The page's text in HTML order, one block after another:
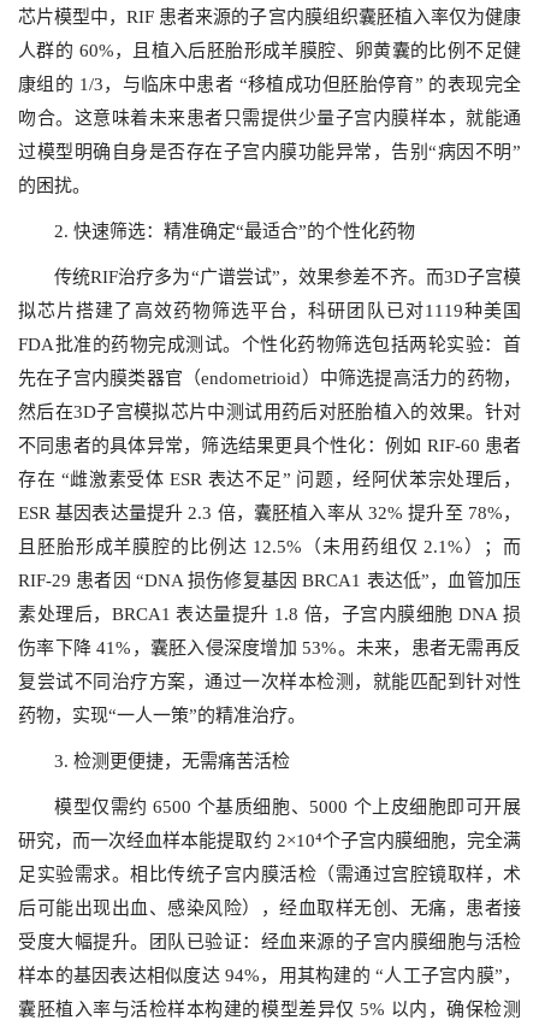
芯片模型中，RIF 患者来源的子宫内膜组织囊胚植入率仅为健康
人群的 60%，且植入后胚胎形成羊膜腔、卵黄囊的比例不足健
康组的 1/3，与临床中患者 “移植成功但胚胎停育” 的表现完全
吻合。这意味着未来患者只需提供少量子宫内膜样本，就能通
过模型明确自身是否存在子宫内膜功能异常，告别“病因不明”
的困扰。
2. 快速筛选：精准确定“最适合”的个性化药物
传统RIF治疗多为“广谱尝试”，效果参差不齐。而3D子宫模
拟芯片搭建了高效药物筛选平台，科研团队已对1119种美国
FDA批准的药物完成测试。个性化药物筛选包括两轮实验：首
先在子宫内膜类器官（endometrioid）中筛选提高活力的药物，
然后在3D子宫模拟芯片中测试用药后对胚胎植入的效果。针对
不同患者的具体异常，筛选结果更具个性化：例如 RIF-60 患者
存在 “雌激素受体 ESR 表达不足” 问题，经阿伏苯宗处理后，
ESR 基因表达量提升 2.3 倍，囊胚植入率从 32% 提升至 78%，
且胚胎形成羊膜腔的比例达 12.5%（未用药组仅 2.1%）；而
RIF-29 患者因 “DNA 损伤修复基因 BRCA1 表达低”，血管加压
素处理后，BRCA1 表达量提升 1.8 倍，子宫内膜细胞 DNA 损
伤率下降 41%，囊胚入侵深度增加 53%。未来，患者无需再反
复尝试不同治疗方案，通过一次样本检测，就能匹配到针对性
药物，实现“一人一策”的精准治疗。
3. 检测更便捷，无需痛苦活检
模型仅需约 6500 个基质细胞、5000 个上皮细胞即可开展
研究，而一次经血样本能提取约 2×10⁴个子宫内膜细胞，完全满
足实验需求。相比传统子宫内膜活检（需通过宫腔镜取样，术
后可能出现出血、感染风险），经血取样无创、无痛，患者接
受度大幅提升。团队已验证：经血来源的子宫内膜细胞与活检
样本的基因表达相似度达 94%，用其构建的 “人工子宫内膜”，
囊胚植入率与活检样本构建的模型差异仅 5% 以内，确保检测